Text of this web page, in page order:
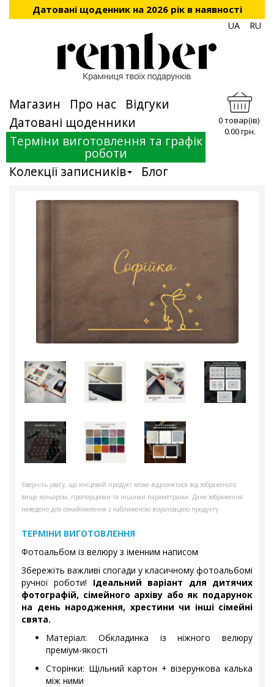
Датовані щоденник на 2026 рік в наявності
UA RU
Магазин Про нас
Відгуки
Датовані щоденники
Терміни виготовлення та графік
роботи
Колекції записників
Блог
0 товар(ів)
0.00 грн.
Зверніть увагу, що кінцевий продукт може відрізнятися від зображеного
вище кольором, пропорціями та іншими параметрами. Дане зображення
наведено для ознайомлення з наближеною візуалізацією продукту.
ТЕРМІНИ ВИГОТОВЛЕННЯ
Фотоальбом із велюру з іменним написом
Збережіть важливі спогади у класичному фотоальбомі
ручної роботи! Ідеальний варіант для дитячих
фотографій, сімейного архіву або як подарунок
на день народження, хрестини чи інші сімейні
свята.
Матеріал: Обкладинка із ніжного велюру
преміум-якості
Сторінки: Щільний картон + візерункова калька
між ними